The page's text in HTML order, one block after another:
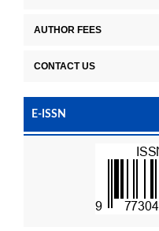
AUTHOR FEES
CONTACT US
E-ISSN